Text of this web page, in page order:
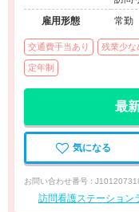
雇用形態
常勤
交通費手当あり 残業少な
定年制
最
気になる
お問い合わせ番号 :
訪問看護ステーション